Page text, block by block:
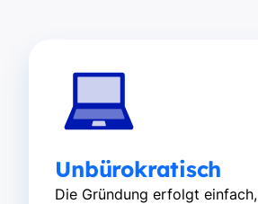
Unbürokratisch
Die Gründung erfolgt einfach,